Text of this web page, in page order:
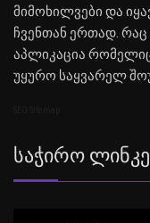
მიმოხილვები და
ჩვენთან ერთად. რაც
აპლიკაცია
უყურო საყვარელ
Საჭირო